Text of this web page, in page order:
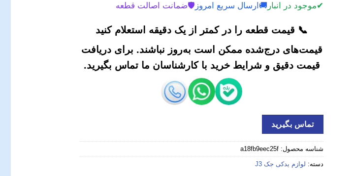
✔موجود در انبار 🚚 ارسال سریع امروز 🛡️ضمانت اصالت قطعه
📞 قیمت قطعه را در کمتر از یک دقیقه استعلام کنید
قیمت‌های درج‌شده ممکن است به‌روز نباشند. برای دریافت
قیمت دقیق و شرایط خرید با کارشناسان ما تماس بگیرید.
تماس بگیرید
شناسه محصول: a18fb9eec25f
دسته: لوازم یدکی جک J3